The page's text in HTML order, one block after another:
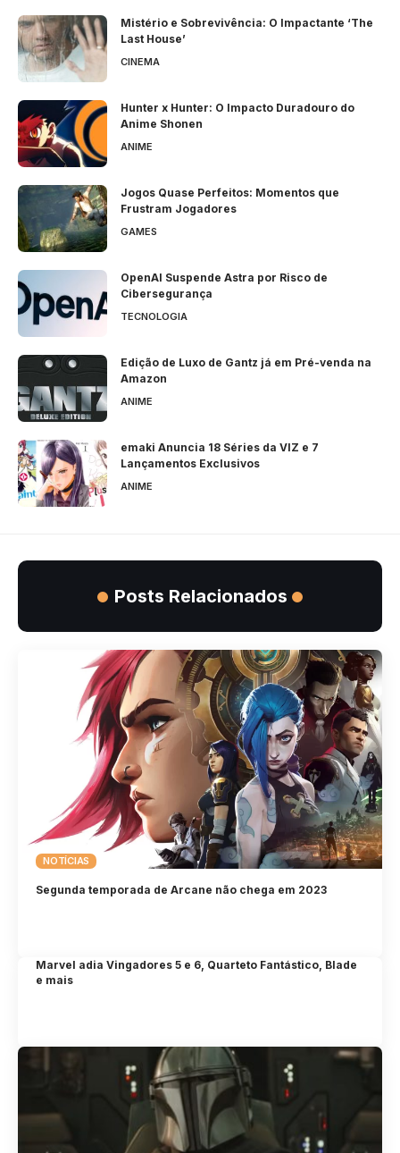
Mistério e Sobrevivência: O Impactante ‘The
Last House’
CINEMA
Hunter x Hunter: O Impacto Duradouro do
Anime Shonen
ANIME
Jogos Quase Perfeitos: Momentos que
Frustram Jogadores
GAMES
OpenAI Suspende Astra por Risco de
Cibersegurança
TECNOLOGIA
Edição de Luxo de Gantz já em Pré-venda na
Amazon
ANIME
emaki Anuncia 18 Séries da VIZ e 7
Lançamentos Exclusivos
ANIME
Posts Relacionados
NOTÍCIAS
Segunda temporada de Arcane não chega em 2023
Marvel adia Vingadores 5 e 6, Quarteto Fantástico, Blade
e mais